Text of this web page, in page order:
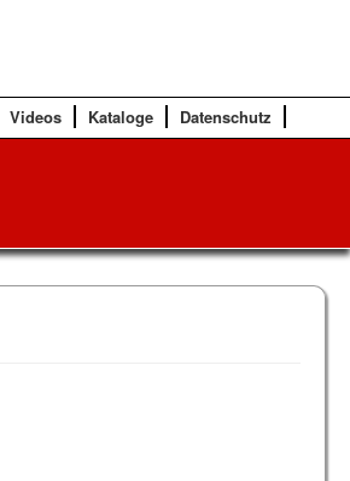
Videos Kataloge Datenschutz